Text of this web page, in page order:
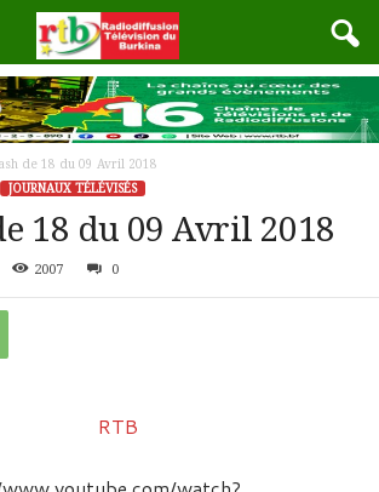
de 18 du 09 Avril 2018
JOURNAUX TÉLÉVISÉS
18 du 09 Avril 2018
2007 0